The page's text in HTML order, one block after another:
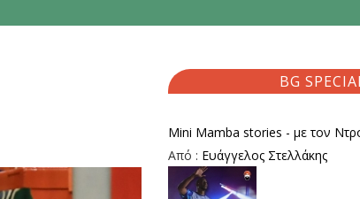
BG
Mini Mamba stories - με τον
Από : Ευάγγελος Στελλάκης